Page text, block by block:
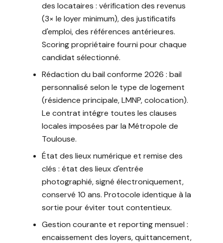
des locataires : vérification des revenus
(3× le loyer minimum), des justificatifs
d'emploi, des références antérieures.
Scoring propriétaire fourni pour chaque
candidat sélectionné.
Rédaction du bail conforme 2026 : bail
personnalisé selon le type de logement
(résidence principale, LMNP, colocation).
Le contrat intégre toutes les clauses
locales imposées par la Métropole de
Toulouse.
État des lieux numérique et remise des
clés : état des lieux d'entrée
photographié, signé électroniquement,
conservé 10 ans. Protocole identique à la
sortie pour éviter tout contentieux.
Gestion courante et reporting mensuel :
encaissement des loyers, quittancement,